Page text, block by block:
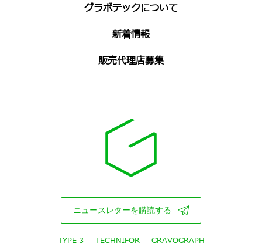
グラボテックについて
新着情報
販売代理店募集
ニュースレターを購読する
TYPE 3 TECHNIFOR GRAVOGRAPH